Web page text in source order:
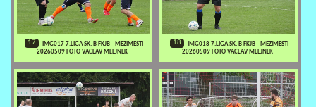
17
IMG017 7.LIGA SK. B FKJB - MEZIMESTI
20260509 FOTO VACLAV MLEJNEK
18
IMG018 7.LIGA SK. B FKJB - MEZIMESTI
20260509 FOTO VACLAV MLEJNEK